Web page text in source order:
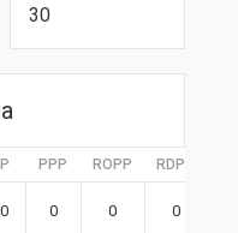
30
PPP ROPP RDPP
0 0 0